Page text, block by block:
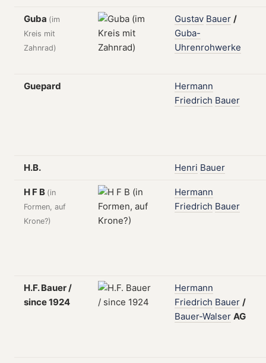
Guba (im
Kreis mit
Zahnrad)
Gustav Bauer /
Guba-
Uhrenrohwerke
Guepard
Hermann
Friedrich Bauer
H.B. Henri Bauer
H F B (in
Formen, auf
Krone?)
Hermann
Friedrich Bauer
H.F. Bauer /
since 1924
Hermann
Friedrich Bauer /
Bauer-Walser AG